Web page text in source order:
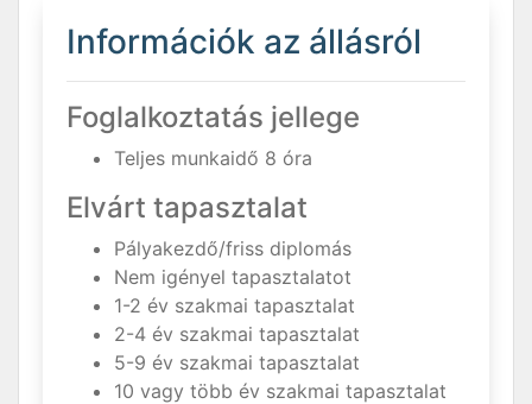
Információk az állásról
Foglalkoztatás jellege
Teljes munkaidő 8 óra
Elvárt tapasztalat
Pályakezdő/friss diplomás
Nem igényel tapasztalatot
1-2 év szakmai tapasztalat
2-4 év szakmai tapasztalat
5-9 év szakmai tapasztalat
10 vagy több év szakmai tapasztalat